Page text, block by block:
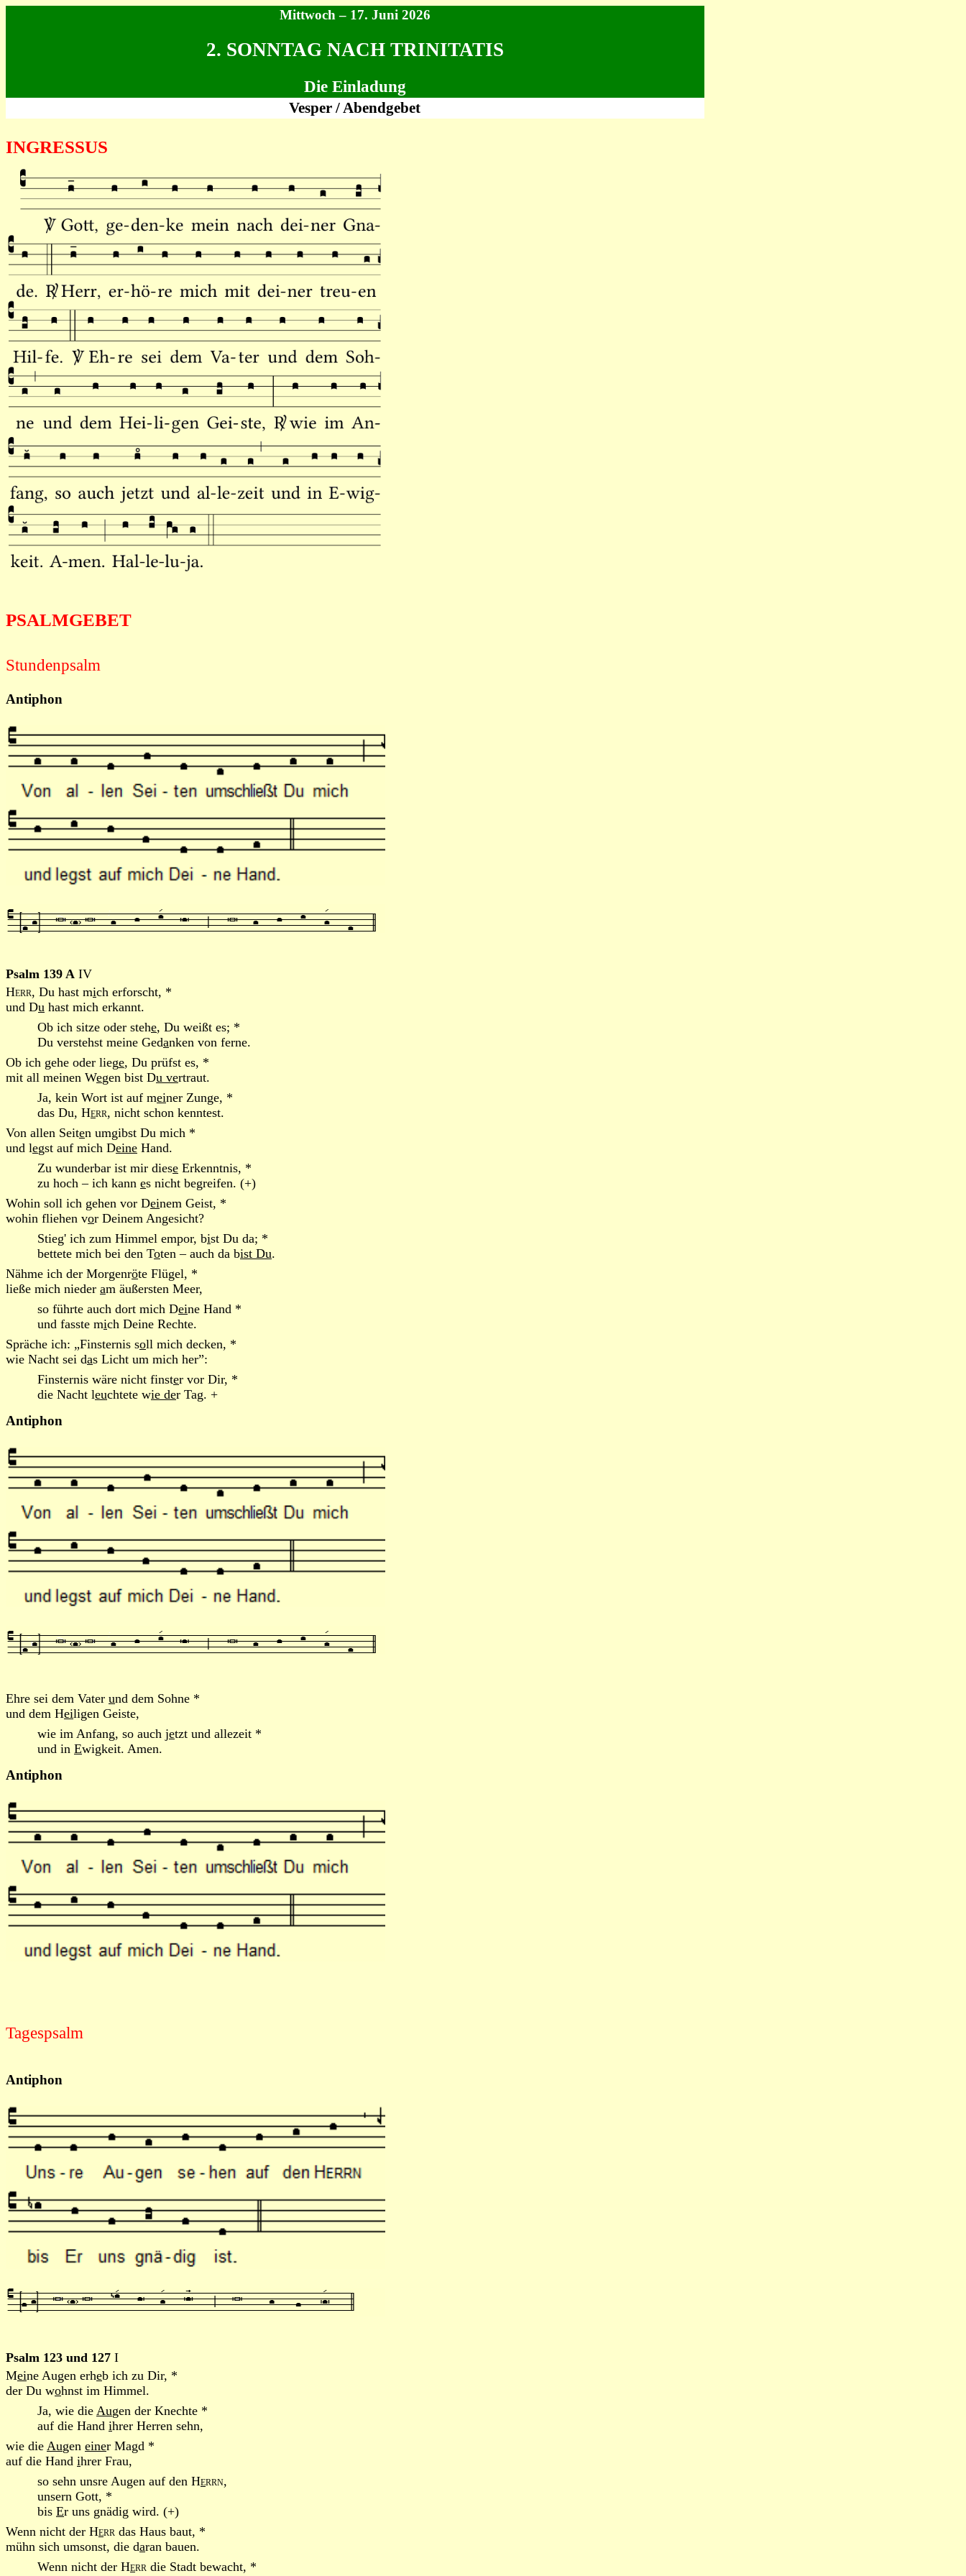
Mittwoch – 17. Juni 2026
2. SONNTAG NACH TRINITATIS
Die Einladung
Vesper / Abendgebet
INGRESSUS
PSALMGEBET
Stundenpsalm
Antiphon
Psalm 139 A IV
Herr, Du hast mich erforscht, *
und Du hast mich erkannt.
Ob ich sitze oder stehe, Du weißt es; *
Du verstehst meine Gedanken von ferne.
Ob ich gehe oder liege, Du prüfst es, *
mit all meinen Wegen bist Du vertraut.
Ja, kein Wort ist auf meiner Zunge, *
das Du, Herr, nicht schon kenntest.
Von allen Seiten umgibst Du mich *
und legst auf mich Deine Hand.
Zu wunderbar ist mir diese Erkenntnis, *
zu hoch – ich kann es nicht begreifen. (+)
Wohin soll ich gehen vor Deinem Geist, *
wohin fliehen vor Deinem Angesicht?
Stieg' ich zum Himmel empor, bist Du da; *
bettete mich bei den Toten – auch da bist Du.
Nähme ich der Morgenröte Flügel, *
ließe mich nieder am äußersten Meer,
so führte auch dort mich Deine Hand *
und fasste mich Deine Rechte.
Spräche ich: „Finsternis soll mich decken, *
wie Nacht sei das Licht um mich her”:
Finsternis wäre nicht finster vor Dir, *
die Nacht leuchtete wie der Tag. +
Antiphon
Ehre sei dem Vater und dem Sohne *
und dem Heiligen Geiste,
wie im Anfang, so auch jetzt und allezeit *
und in Ewigkeit. Amen.
Antiphon
Tagespsalm
Antiphon
Psalm 123 und 127 I
Meine Augen erheb ich zu Dir, *
der Du wohnst im Himmel.
Ja, wie die Augen der Knechte *
auf die Hand ihrer Herren sehn,
wie die Augen einer Magd *
auf die Hand ihrer Frau,
so sehn unsre Augen auf den Herrn,
unsern Gott, *
bis Er uns gnädig wird. (+)
Wenn nicht der Herr das Haus baut, *
mühn sich umsonst, die daran bauen.
Wenn nicht der Herr die Stadt bewacht, *